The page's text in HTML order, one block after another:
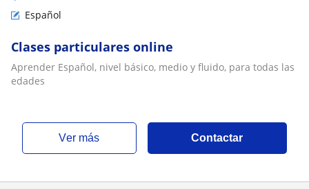
Español
Clases particulares online
Aprender Español, nivel básico, medio y fluido, para todas las
edades
ver más Contactar